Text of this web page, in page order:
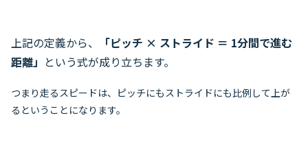
上記の定義から、
「ピッチ × ストライド ＝ 1分間で進む
距離」 という式が成り立ちます。
つまり走るスピードは、ピッチにもストライドにも比例して上が
るということになります。